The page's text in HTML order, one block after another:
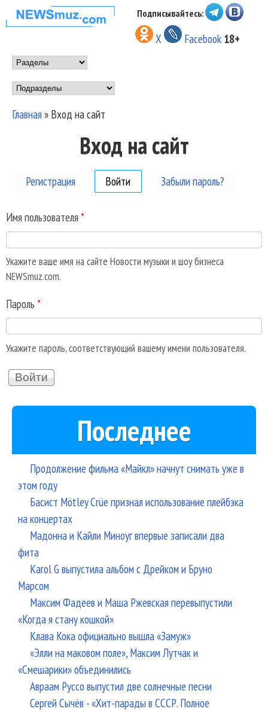
Перейти к основному
содержанию
НОВОСТИ
МУЗЫКИ И
ШОУ БИЗНЕСА
NEWSMUZ.COM
Подписывайтесь:
X Facebook 18+
Main menu
Подразделы
Вы здесь
Главная» Вход на сайт
Вход на сайт
Регистрация Войти (активная вкладка)
Забыли пароль?
Имя пользователя *
Укажите ваше имя на сайте Новости музыки и шоу бизнеса
NEWSmuz.com.
Пароль *
Укажите пароль, соответствующий вашему имени пользователя.
Последнее
Продолжение фильма «Майкл» начнут снимать уже в
этом году
Басист Mötley Crüe признал использование плейбэка
на концертах
Мадонна и Кайли Миноуг впервые записали два
фита
Karol G выпустила альбом с Дрейком и Бруно
Марсом
Максим Фадеев и Маша Ржевская перевыпустили
«Когда я стану кошкой»
Клава Кока официально вышла «Замуж»
«Элли на маковом поле», Максим Лутчак и
«Смешарики» объединились
Авраам Руссо выпустил две солнечные песни
Сергей Сычёв - «Хит-парады в СССР. Полное